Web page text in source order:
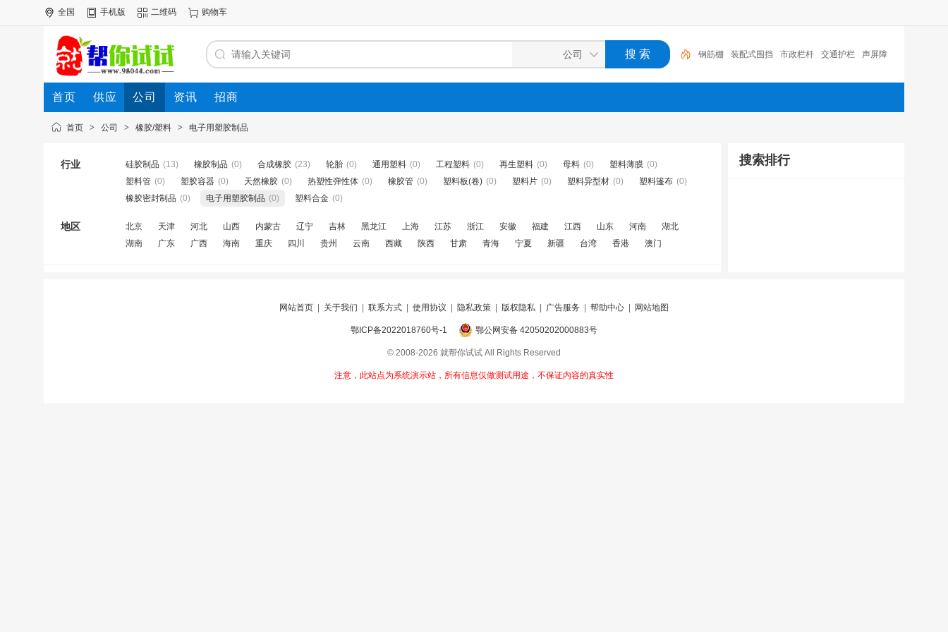
全国 手机版 二维码 购物车
钢筋棚 装配式围挡 市政栏杆 交通护栏 声屏障
首页 供应 公司 资讯 招商
首页 > 公司 > 橡胶/塑料 > 电子用塑胶制品
行业 硅胶制品 (13) 橡胶制品 (0) 合成橡胶 (23) 轮胎 (0) 通用塑料 (0) 工程塑料 (0) 再生塑料 (0) 母料 (0) 塑料薄膜 (0)
塑料管 (0) 塑胶容器 (0) 天然橡胶 (0) 热塑性弹性体 (0) 橡胶管 (0) 塑料板(卷) (0) 塑料片 (0) 塑料异型材 (0) 塑料篷布 (0)
橡胶密封制品 (0) 电子用塑胶制品 (0) 塑料合金 (0)
地区 北京 天津 河北 山西 内蒙古 辽宁 吉林 黑龙江 上海 江苏 浙江 安徽 福建 江西 山东 河南
湖北
湖南
广东 广西 海南 重庆 四川 贵州 云南 西藏 陕西 甘肃 青海 宁夏 新疆 台湾 香港 澳门
搜索排行
网站首页 关于我们 联系方式 使用协议 隐私政策 版权隐私 广告服务 帮助中心 网站地图
鄂ICP备2022018760号-1 鄂公网安备 42050202000883号
© 2008-2026 就帮你试试 All Rights Reserved
注意，此站点为系统演示站，所有信息仅做测试用途，不保证内容的真实性